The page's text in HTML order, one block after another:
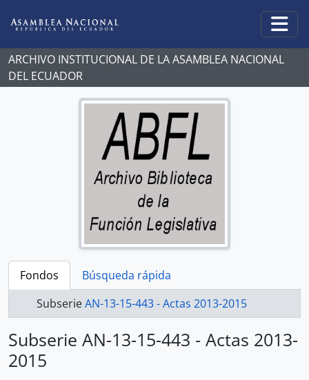
ARCHIVO INSTITUCIONAL DE LA ASAMBLEA NACIONAL
DEL ECUADOR
Fondos
Búsqueda rápida
SubserieAN-13-15-443 - Actas 2013-2015
Subserie AN-13-15-443 - Actas 2013-
2015